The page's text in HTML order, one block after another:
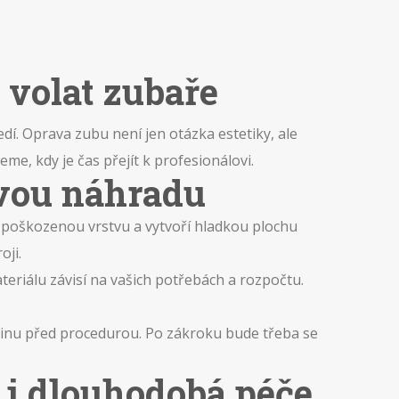
zubaře
Oprava zubu není jen otázka estetiky, ale
kdy je čas přejít k profesionálovi.
náhradu
vrstvu a vytvoří hladkou plochu
závisí na vašich potřebách a rozpočtu.
před procedurou. Po zákroku bude třeba se